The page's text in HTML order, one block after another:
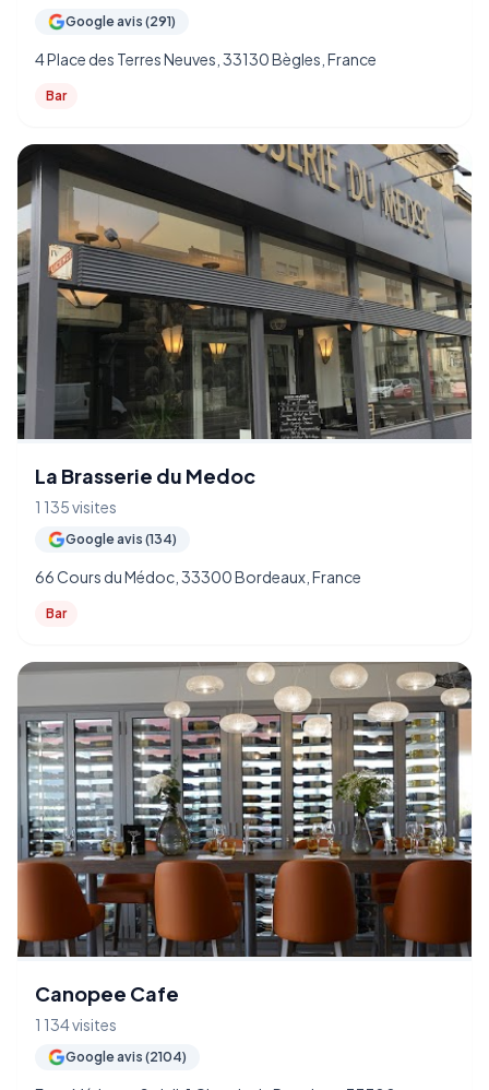
Google avis (291)
4 Place des Terres Neuves, 33130 Bègles, France
Bar
La Brasserie du Medoc
1 135 visites
Google avis (134)
66 Cours du Médoc, 33300 Bordeaux, France
Bar
Canopee Cafe
1 134 visites
Google avis (2104)